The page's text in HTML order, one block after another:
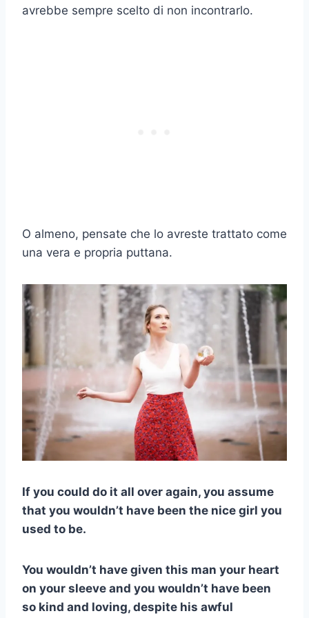
avrebbe sempre scelto di non incontrarlo.
O almeno, pensate che lo avreste trattato come
una vera e propria puttana.
If you could do it all over again, you assume
that you wouldn’t have been the nice girl you
used to be.
You wouldn’t have given this man your heart
on your sleeve and you wouldn’t have been
so kind and loving, despite his awful